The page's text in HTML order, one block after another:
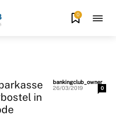
0
in
bankingclub_owner -
26/03/2019 0